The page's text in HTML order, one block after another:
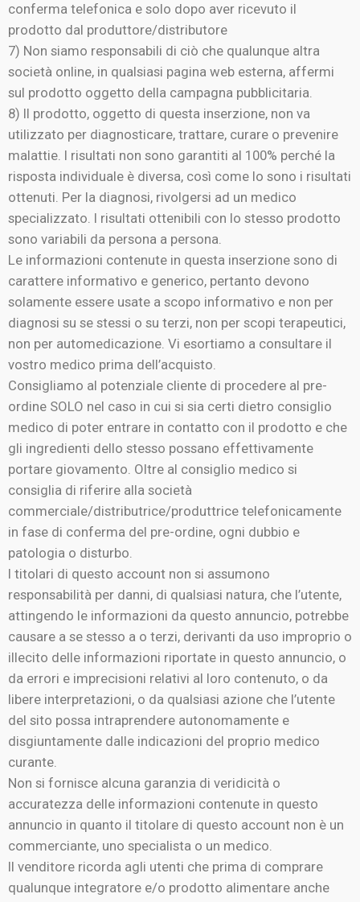
conferma telefonica e solo dopo aver ricevuto il
prodotto dal produttore/distributore
7) Non siamo responsabili di ciò che qualunque altra
società online, in qualsiasi pagina web esterna, affermi
sul prodotto oggetto della campagna pubblicitaria.
8) Il prodotto, oggetto di questa inserzione, non va
utilizzato per diagnosticare, trattare, curare o prevenire
malattie. I risultati non sono garantiti al 100% perché la
risposta individuale è diversa, così come lo sono i risultati
ottenuti. Per la diagnosi, rivolgersi ad un medico
specializzato. I risultati ottenibili con lo stesso prodotto
sono variabili da persona a persona.
Le informazioni contenute in questa inserzione sono di
carattere informativo e generico, pertanto devono
solamente essere usate a scopo informativo e non per
diagnosi su se stessi o su terzi, non per scopi terapeutici,
non per automedicazione. Vi esortiamo a consultare il
vostro medico prima dell’acquisto.
Consigliamo al potenziale cliente di procedere al pre-
ordine SOLO nel caso in cui si sia certi dietro consiglio
medico di poter entrare in contatto con il prodotto e che
gli ingredienti dello stesso possano effettivamente
portare giovamento. Oltre al consiglio medico si
consiglia di riferire alla società
commerciale/distributrice/produttrice telefonicamente
in fase di conferma del pre-ordine, ogni dubbio e
patologia o disturbo.
I titolari di questo account non si assumono
responsabilità per danni, di qualsiasi natura, che l’utente,
attingendo le informazioni da questo annuncio, potrebbe
causare a se stesso a o terzi, derivanti da uso improprio o
illecito delle informazioni riportate in questo annuncio, o
da errori e imprecisioni relativi al loro contenuto, o da
libere interpretazioni, o da qualsiasi azione che l’utente
del sito possa intraprendere autonomamente e
disgiuntamente dalle indicazioni del proprio medico
curante.
Non si fornisce alcuna garanzia di veridicità o
accuratezza delle informazioni contenute in questo
annuncio in quanto il titolare di questo account non è un
commerciante, uno specialista o un medico.
Il venditore ricorda agli utenti che prima di comprare
qualunque integratore e/o prodotto alimentare anche